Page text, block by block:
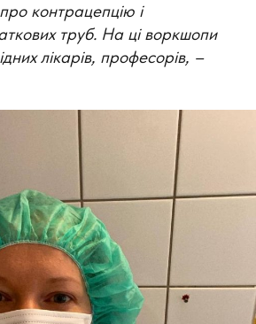
контрацепцію і
труб. На ці воркшопи
лікарів, професорів, –